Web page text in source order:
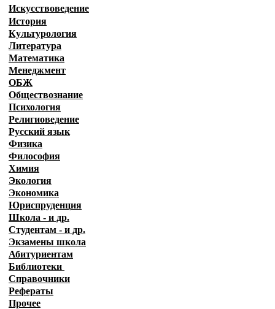
Искусствоведение
История
Культурология
Литература
Математика
Менеджмент
ОБЖ
Обществознание
Психология
Религиоведение
Русский язык
Физика
Философия
Химия
Экология
Экономика
Юриспруденция
Школа - и др.
Студентам - и др.
Экзамены школа
Абитуриентам
Библиотеки
Справочники
Рефераты
Прочее